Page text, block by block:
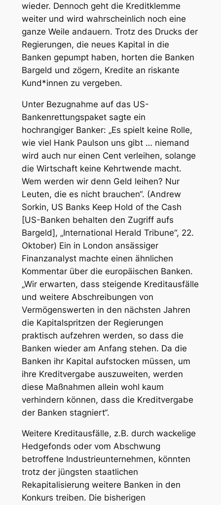
wieder. Dennoch geht die Kreditklemme
weiter und wird wahrscheinlich noch eine
ganze Weile andauern. Trotz des Drucks der
Regierungen, die neues Kapital in die
Banken gepumpt haben, horten die Banken
Bargeld und zögern, Kredite an riskante
Kund*innen zu vergeben.
Unter Bezugnahme auf das US-
Bankenrettungspaket sagte ein
hochrangiger Banker: „Es spielt keine Rolle,
wie viel Hank Paulson uns gibt … niemand
wird auch nur einen Cent verleihen, solange
die Wirtschaft keine Kehrtwende macht.
Wem werden wir denn Geld leihen? Nur
Leuten, die es nicht brauchen“. (Andrew
Sorkin, US Banks Keep Hold of the Cash
[US-Banken behalten den Zugriff aufs
Bargeld], „International Herald Tribune“, 22.
Oktober) Ein in London ansässiger
Finanzanalyst machte einen ähnlichen
Kommentar über die europäischen Banken.
„Wir erwarten, dass steigende Kreditausfälle
und weitere Abschreibungen von
Vermögenswerten in den nächsten Jahren
die Kapitalspritzen der Regierungen
praktisch aufzehren werden, so dass die
Banken wieder am Anfang stehen. Da die
Banken ihr Kapital aufstocken müssen, um
ihre Kreditvergabe auszuweiten, werden
diese Maßnahmen allein wohl kaum
verhindern können, dass die Kreditvergabe
der Banken stagniert“.
Weitere Kreditausfälle, z.B. durch wackelige
Hedgefonds oder vom Abschwung
betroffene Industrieunternehmen, könnten
trotz der jüngsten staatlichen
Rekapitalisierung weitere Banken in den
Konkurs treiben. Die bisherigen